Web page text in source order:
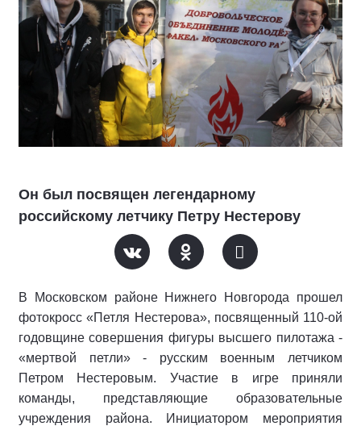
Он был посвящен легендарному
российскому летчику Петру Нестерову
В Московском районе Нижнего Новгорода прошел
фотокросс «Петля Нестерова», посвященный 110-ой
годовщине совершения фигуры высшего пилотажа -
«мертвой петли» - русским военным летчиком
Петром Нестеровым. Участие в игре приняли
команды, представляющие образовательные
учреждения района. Инициатором мероприятия